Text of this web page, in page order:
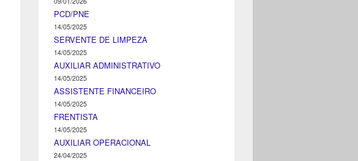
PCD/PNE
14/05/2025
SERVENTE DE LIMPEZA
14/05/2025
AUXILIAR ADMINISTRATIVO
14/05/2025
ASSISTENTE FINANCEIRO
14/05/2025
FRENTISTA
14/05/2025
AUXILIAR OPERACIONAL
24/04/2025